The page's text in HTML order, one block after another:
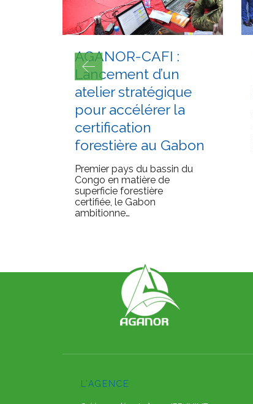
AGANOR-CAFI :
Lancement d’un
atelier stratégique
pour accélérer la
certification
forestière au Gabon
Premier pays du bassin du
Congo en matière de
superficie forestière
certifiée, le Gabon
ambitionne…
L’AGENCE